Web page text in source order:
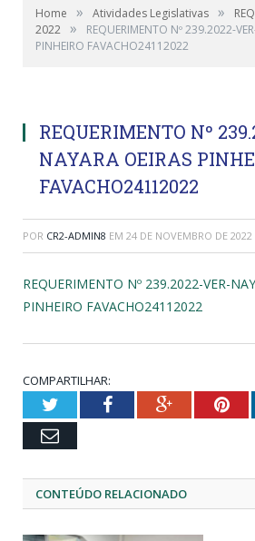
Home » Atividades Legislativas »
2022 »
REQUERIMENTO Nº 239.2022-
PINHEIRO FAVACHO24112022
REQUERIMENTO Nº
NAYARA OEIRAS
FAVACHO24112022
POR CR2-ADMIN8 EM 24 DE NOVEMBRO DE 2022
REQUERIMENTO Nº 239.2022-VER-
PINHEIRO FAVACHO24112022
COMPARTILHAR:
TwitterFacebookGoogle+
Email
CONTEÚDO RELACIONADO